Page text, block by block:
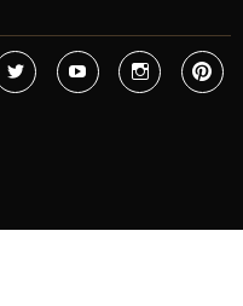
Twitter YouTubeInstagram